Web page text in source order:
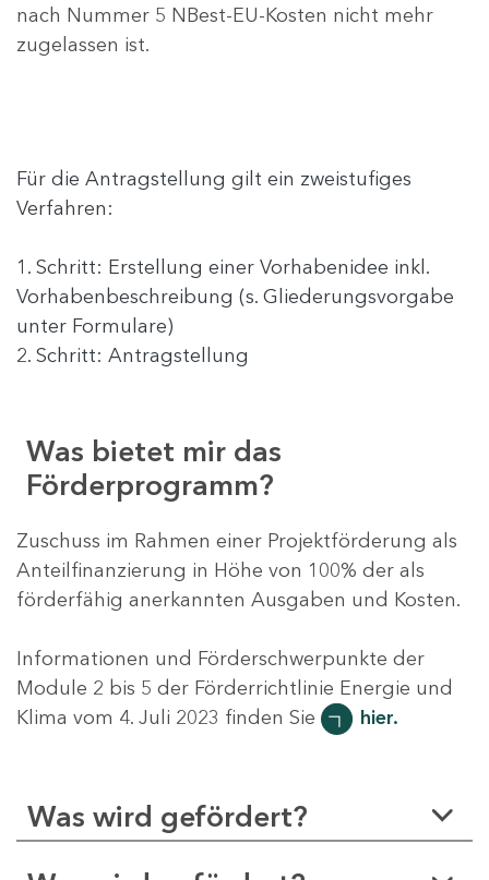
nach Nummer 5 NBest-EU-Kosten nicht mehr
zugelassen ist.
Für die Antragstellung gilt ein zweistufiges
Verfahren:
1. Schritt: Erstellung einer Vorhabenidee inkl.
Vorhabenbeschreibung (s. Gliederungsvorgabe
unter Formulare)
2. Schritt: Antragstellung
Was bietet mir das
Förderprogramm?
Zuschuss im Rahmen einer Projektförderung als
Anteilfinanzierung in Höhe von 100% der als
förderfähig anerkannten Ausgaben und Kosten.
Informationen und Förderschwerpunkte der
Module 2 bis 5 der Förderrichtlinie Energie und
Klima vom 4. Juli 2023 finden Sie
hier.
Was wird gefördert?